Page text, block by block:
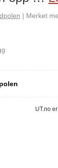
| Merket
UT.no